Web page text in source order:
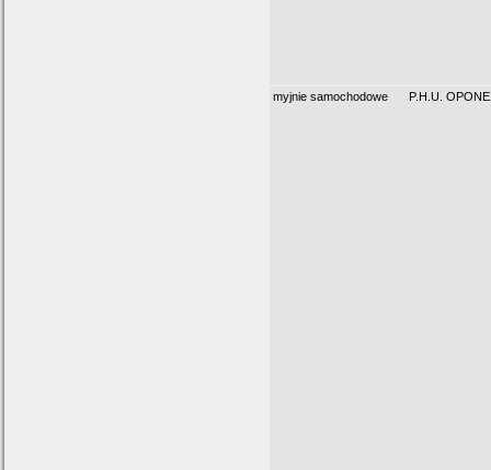
myjnie samochodowe P.H.U.